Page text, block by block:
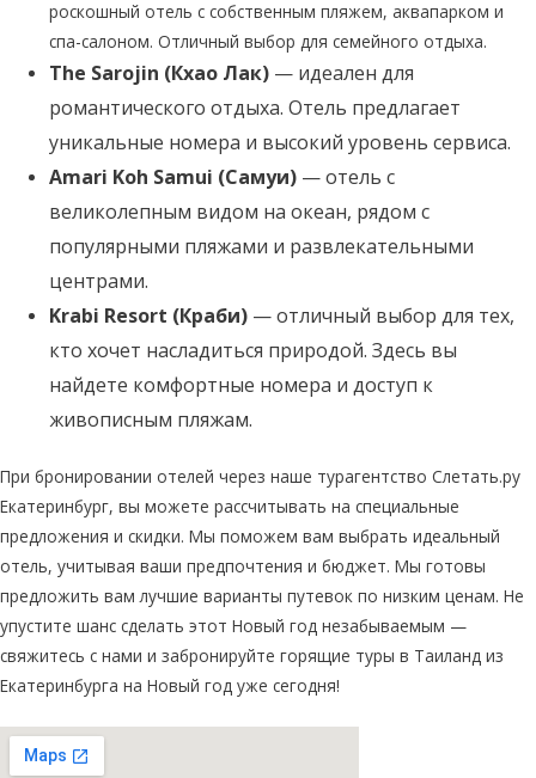
роскошный отель с собственным пляжем, аквапарком и
спа-салоном. Отличный выбор для семейного отдыха.
The Sarojin (Кхао Лак) — идеален для
романтического отдыха. Отель предлагает
уникальные номера и высокий уровень сервиса.
Amari Koh Samui (Самуи) — отель с
великолепным видом на океан, рядом с
популярными пляжами и развлекательными
центрами.
Krabi Resort (Краби) — отличный выбор для тех,
кто хочет насладиться природой. Здесь вы
найдете комфортные номера и доступ к
живописным пляжам.
При бронировании отелей через наше турагентство Слетать.ру
Екатеринбург, вы можете рассчитывать на специальные
предложения и скидки. Мы поможем вам выбрать идеальный
отель, учитывая ваши предпочтения и бюджет. Мы готовы
предложить вам лучшие варианты путевок по низким ценам. Не
упустите шанс сделать этот Новый год незабываемым —
свяжитесь с нами и забронируйте горящие туры в Таиланд из
Екатеринбурга на Новый год уже сегодня!